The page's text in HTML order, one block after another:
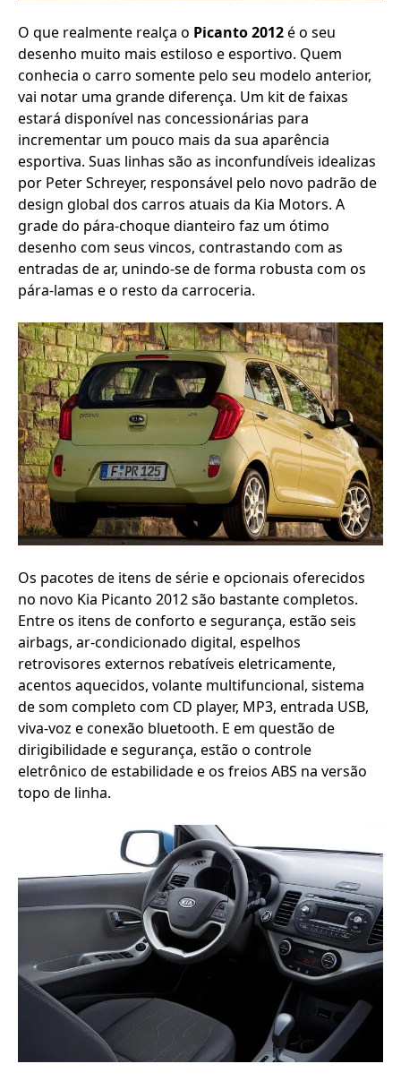
O que realmente realça o Picanto 2012é o seu
desenho muito mais estiloso e esportivo. Quem
conhecia o carro somente pelo seu modelo anterior,
vai notar uma grande diferença. Um kit de faixas
estará disponível nas concessionárias para
incrementar um pouco mais da sua aparência
esportiva. Suas linhas são as inconfundíveis idealizas
por Peter Schreyer, responsável pelo novo padrão de
design global dos carros atuais da Kia Motors. A
grade do pára-choque dianteiro faz um ótimo
desenho com seus vincos, contrastando com as
entradas de ar, unindo-se de forma robusta com os
pára-lamas e o resto da carroceria.
Os pacotes de itens de série e opcionais oferecidos
no novo Kia Picanto 2012 são bastante completos.
Entre os itens de conforto e segurança, estão seis
airbags, ar-condicionado digital, espelhos
retrovisores externos rebatíveis eletricamente,
acentos aquecidos, volante multifuncional, sistema
de som completo com CD player, MP3, entrada USB,
viva-voz e conexão bluetooth. E em questão de
dirigibilidade e segurança, estão o controle
eletrônico de estabilidade e os freios ABS na versão
topo de linha.